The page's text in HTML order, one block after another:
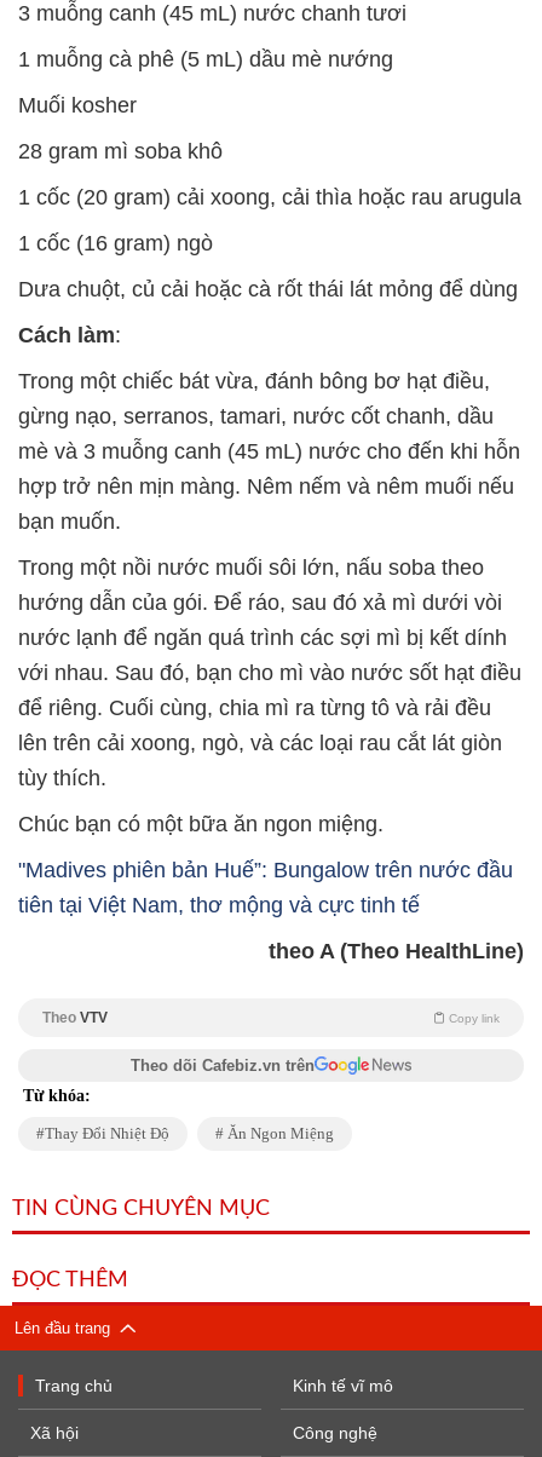
3 muỗng canh (45 mL) nước chanh tươi
1 muỗng cà phê (5 mL) dầu mè nướng
Muối kosher
28 gram mì soba khô
1 cốc (20 gram) cải xoong, cải thìa hoặc rau arugula
1 cốc (16 gram) ngò
Dưa chuột, củ cải hoặc cà rốt thái lát mỏng để dùng
Cách làm:
Trong một chiếc bát vừa, đánh bông bơ hạt điều,
gừng nạo, serranos, tamari, nước cốt chanh, dầu
mè và 3 muỗng canh (45 mL) nước cho đến khi hỗn
hợp trở nên mịn màng. Nêm nếm và nêm muối nếu
bạn muốn.
Trong một nồi nước muối sôi lớn, nấu soba theo
hướng dẫn của gói. Để ráo, sau đó xả mì dưới vòi
nước lạnh để ngăn quá trình các sợi mì bị kết dính
với nhau. Sau đó, bạn cho mì vào nước sốt hạt điều
để riêng. Cuối cùng, chia mì ra từng tô và rải đều
lên trên cải xoong, ngò, và các loại rau cắt lát giòn
tùy thích.
Chúc bạn có một bữa ăn ngon miệng.
"Madives phiên bản Huế”: Bungalow trên nước đầu
tiên tại Việt Nam, thơ mộng và cực tinh tế
theo A (Theo HealthLine)
Theo VTV Copy link
Theo dõi Cafebiz.vn trên
Từ khóa:
Thay Đổi Nhiệt Độ Ăn Ngon Miệng
TIN CÙNG CHUYÊN MỤC
ĐỌC THÊM
Lên đầu trang
Trang chủ
Xã hội
Kinh tế vĩ mô
Công nghệ